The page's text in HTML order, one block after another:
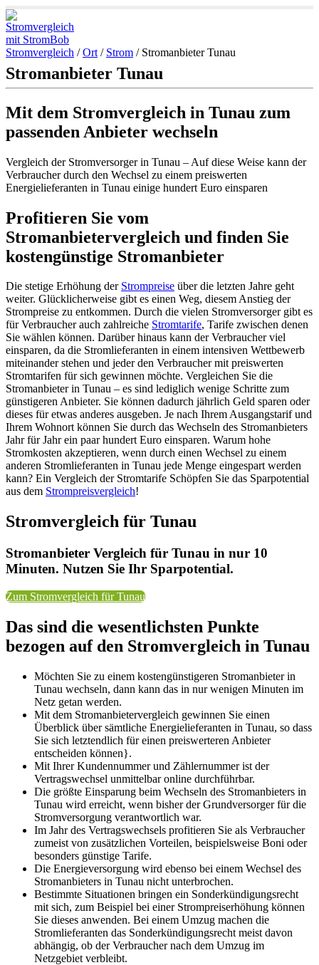
Stromvergleich /Ort / Strom / Stromanbieter Tunau
Stromanbieter Tunau
Mit dem Stromvergleich in Tunau zum
passenden Anbieter wechseln
Vergleich der Stromversorger in Tunau – Auf diese Weise kann der
Verbraucher durch den Wechsel zu einem preiswerten
Energielieferanten in Tunau einige hundert Euro einsparen
Profitieren Sie vom
Stromanbietervergleich und finden Sie
kostengünstige Stromanbieter
Die stetige Erhöhung der Strompreise über die letzten Jahre geht
weiter. Glücklicherweise gibt es einen Weg, diesem Anstieg der
Strompreise zu entkommen. Durch die vielen Stromversorger gibt es
für Verbraucher auch zahlreiche Stromtarife, Tarife zwischen denen
Sie wählen können. Darüber hinaus kann der Verbraucher viel
einsparen, da die Stromlieferanten in einem intensiven Wettbewerb
miteinander stehen und jeder den Verbraucher mit preiswerten
Stromtarifen für sich gewinnen möchte. Vergleichen Sie die
Stromanbieter in Tunau – es sind lediglich wenige Schritte zum
günstigeren Anbieter. Sie können dadurch jährlich Geld sparen oder
dieses für etwas anderes ausgeben. Je nach Ihrem Ausgangstarif und
Ihrem Wohnort können Sie durch das Wechseln des Stromanbieters
Jahr für Jahr ein paar hundert Euro einsparen. Warum hohe
Stromkosten akzeptieren, wenn durch einen Wechsel zu einem
anderen Stromlieferanten in Tunau jede Menge eingespart werden
kann? Ein Vergleich der Stromtarife Schöpfen Sie das Sparpotential
aus dem Strompreisvergleich!
Stromvergleich für Tunau
Stromanbieter Vergleich für Tunau in nur 10
Minuten. Nutzen Sie Ihr Sparpotential.
Zum Stromvergleich für Tunau
Das sind die wesentlichsten Punkte
bezogen auf den Stromvergleich in Tunau
Möchten Sie zu einem kostengünstigeren Stromanbieter in
Tunau wechseln, dann kann das in nur wenigen Minuten im
Netz getan werden.
Mit dem Stromanbietervergleich gewinnen Sie einen
Überblick über sämtliche Energielieferanten in Tunau, so dass
Sie sich letztendlich für einen preiswerteren Anbieter
entscheiden können}.
Mit Ihrer Kundennummer und Zählernummer ist der
Vertragswechsel unmittelbar online durchführbar.
Die größte Einsparung beim Wechseln des Stromanbieters in
Tunau wird erreicht, wenn bisher der Grundversorger für die
Stromversorgung verantwortlich war.
Im Jahr des Vertragswechsels profitieren Sie als Verbraucher
zumeist von zusätzlichen Vorteilen, beispielsweise Boni oder
besonders günstige Tarife.
Die Energieversorgung wird ebenso bei einem Wechsel des
Stromanbieters in Tunau nicht unterbrochen.
Bestimmte Situationen bringen ein Sonderkündigungsrecht
mit sich, zum Beispiel bei einer Strompreiserhöhung können
Sie dieses anwenden. Bei einem Umzug machen die
Stromlieferanten das Sonderkündigungsrecht meist davon
abhängig, ob der Verbraucher nach dem Umzug im
Netzgebiet verbleibt.